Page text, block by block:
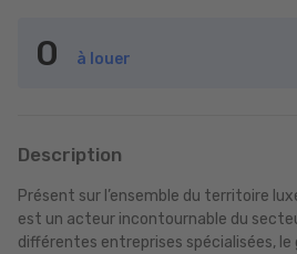
0 à louer
Description
Présent sur l’ensemble du territoire
est un acteur incontournable du
différentes entreprises spécialisées, le